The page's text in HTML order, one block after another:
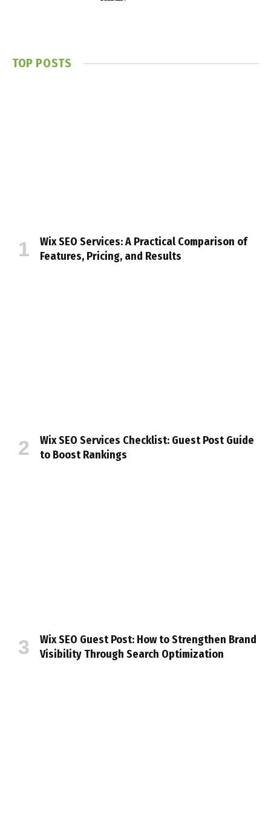
TOP POSTS
Wix SEO Services: A Practical Comparison of
Features, Pricing, and Results
Wix SEO Services Checklist: Guest Post Guide
to Boost Rankings
Wix SEO Guest Post: How to Strengthen Brand
Visibility Through Search Optimization